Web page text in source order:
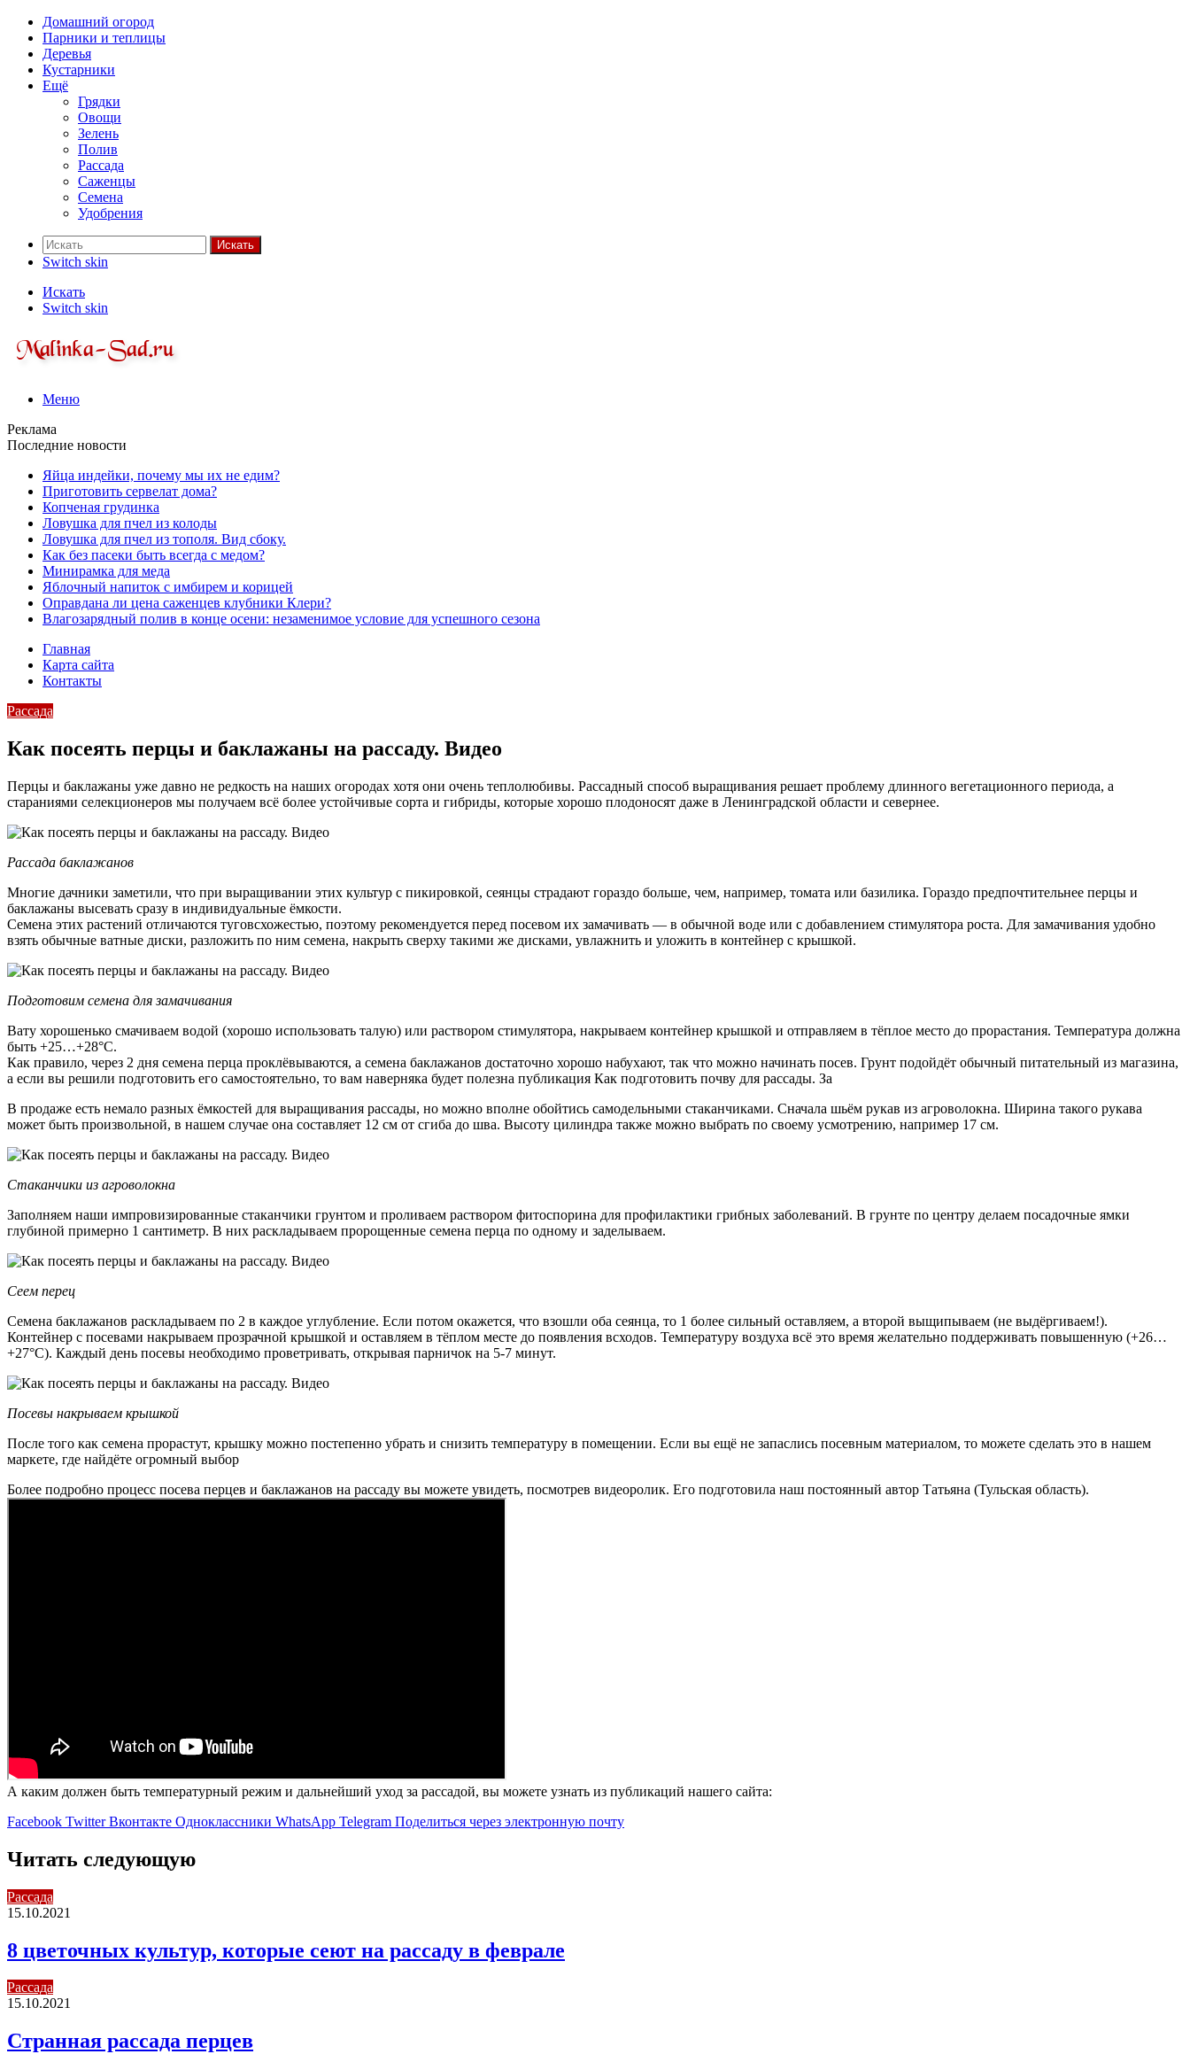
Домашний огород
Парники и теплицы
Деревья
Кустарники
Ещё
Грядки
Овощи
Зелень
Полив
Рассада
Саженцы
Семена
Удобрения
Искать
Switch skin
Искать
Switch skin
Меню
Реклама
Последние новости
Яйца индейки, почему мы их не едим?
Приготовить сервелат⁠⁠ дома?
Копченая грудинка
Ловушка для пчел из колоды
Ловушка для пчел из тополя. Вид сбоку.
Как без пасеки быть всегда с медом?
Минирамка для меда
Яблочный напиток с имбирем и корицей
Оправдана ли цена саженцев клубники Клери?
Влагозарядный полив в конце осени: незаменимое условие для успешного сезона
Главная
Карта сайта
Контакты
Рассада
Как посеять перцы и баклажаны на рассаду. Видео
Перцы и баклажаны уже давно не редкость на наших огородах хотя они очень теплолюбивы. Рассадный способ выращивания решает проблему длинного вегетационного периода, а
стараниями селекционеров мы получаем всё более устойчивые сорта и гибриды, которые хорошо плодоносят даже в Ленинградской области и севернее.
Рассада баклажанов
Многие дачники заметили, что при выращивании этих культур с пикировкой, сеянцы страдают гораздо больше, чем, например, томата или базилика. Гораздо предпочтительнее перцы и
баклажаны высевать сразу в индивидуальные ёмкости.
Семена этих растений отличаются туговсхожестью, поэтому рекомендуется перед посевом их замачивать — в обычной воде или с добавлением стимулятора роста. Для замачивания удобно
взять обычные ватные диски, разложить по ним семена, накрыть сверху такими же дисками, увлажнить и уложить в контейнер с крышкой.
Подготовим семена для замачивания
Вату хорошенько смачиваем водой (хорошо использовать талую) или раствором стимулятора, накрываем контейнер крышкой и отправляем в тёплое место до прорастания. Температура должна
быть +25…+28°С.
Как правило, через 2 дня семена перца проклёвываются, а семена баклажанов достаточно хорошо набухают, так что можно начинать посев. Грунт подойдёт обычный питательный из магазина,
а если вы решили подготовить его самостоятельно, то вам наверняка будет полезна публикация Как подготовить почву для рассады. За
В продаже есть немало разных ёмкостей для выращивания рассады, но можно вполне обойтись самодельными стаканчиками. Сначала шьём рукав из агроволокна. Ширина такого рукава
может быть произвольной, в нашем случае она составляет 12 см от сгиба до шва. Высоту цилиндра также можно выбрать по своему усмотрению, например 17 см.
Стаканчики из агроволокна
Заполняем наши импровизированные стаканчики грунтом и проливаем раствором фитоспорина для профилактики грибных заболеваний. В грунте по центру делаем посадочные ямки
глубиной примерно 1 сантиметр. В них раскладываем пророщенные семена перца по одному и заделываем.
Сеем перец
Семена баклажанов раскладываем по 2 в каждое углубление. Если потом окажется, что взошли оба сеянца, то 1 более сильный оставляем, а второй выщипываем (не выдёргиваем!).
Контейнер с посевами накрываем прозрачной крышкой и оставляем в тёплом месте до появления всходов. Температуру воздуха всё это время желательно поддерживать повышенную (+26…
+27°С). Каждый день посевы необходимо проветривать, открывая парничок на 5-7 минут.
Посевы накрываем крышкой
После того как семена прорастут, крышку можно постепенно убрать и снизить температуру в помещении. Если вы ещё не запаслись посевным материалом, то можете сделать это в нашем
маркете, где найдёте огромный выбор
Более подробно процесс посева перцев и баклажанов на рассаду вы можете увидеть, посмотрев видеоролик. Его подготовила наш постоянный автор Татьяна (Тульская область).
А каким должен быть температурный режим и дальнейший уход за рассадой, вы можете узнать из публикаций нашего сайта:
Facebook Twitter Вконтакте Одноклассники WhatsApp Telegram Поделиться через электронную почту
Читать следующую
Рассада
15.10.2021
8 цветочных культур, которые сеют на рассаду в феврале
Рассада
15.10.2021
Странная рассада перцев